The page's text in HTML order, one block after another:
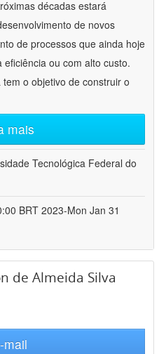
décadas estará
de novos
de processos que ainda hoje
ou com alto custo.
o objetivo de construir o
mais
Tecnológica Federal do
BRT 2023-Mon Jan 31
de Almeida Silva
mail